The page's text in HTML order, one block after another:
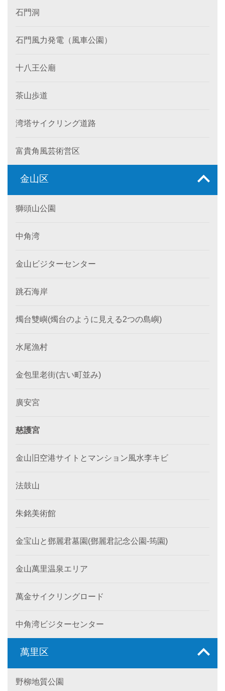
石門洞
石門風力発電（風車公園）
十八王公廟
茶山歩道
湾塔サイクリング道路
富貴角風芸術営区
金山区
獅頭山公園
中角湾
金山ビジターセンター
跳石海岸
燭台雙嶼(燭台のように見える2つの島嶼)
水尾漁村
金包里老街(古い町並み)
廣安宮
慈護宮
金山旧空港サイトとマンション風水李キビ
法鼓山
朱銘美術館
金宝山と鄧麗君墓園(鄧麗君記念公園-筠園)
金山萬里温泉エリア
萬金サイクリングロード
中角湾ビジターセンター
萬里区
野柳地質公園